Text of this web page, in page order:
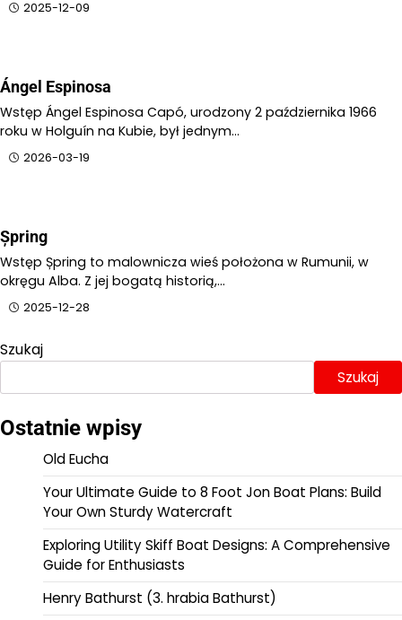
2025-12-09
Ángel Espinosa
Wstęp Ángel Espinosa Capó, urodzony 2 października 1966
roku w Holguín na Kubie, był jednym…
2026-03-19
Șpring
Wstęp Șpring to malownicza wieś położona w Rumunii, w
okręgu Alba. Z jej bogatą historią,…
2025-12-28
Szukaj
Szukaj
Ostatnie wpisy
Old Eucha
Your Ultimate Guide to 8 Foot Jon Boat Plans: Build
Your Own Sturdy Watercraft
Exploring Utility Skiff Boat Designs: A Comprehensive
Guide for Enthusiasts
Henry Bathurst (3. hrabia Bathurst)